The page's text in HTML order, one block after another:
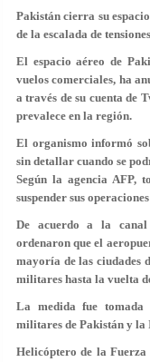
Pakistán cierra su
de la escalada de
El espacio aéreo de
vuelos comerciales, ha
a través de su cuenta de
prevalece en la región.
El organismo informó
sin detallar cuando se
Según la agencia AFP,
suspender sus
De acuerdo a la
ordenaron que el
mayoría de las ciudades
militares hasta la vuelta
La medida fue tomada
militares de Pakistán y
Helicóptero de la Fuerza